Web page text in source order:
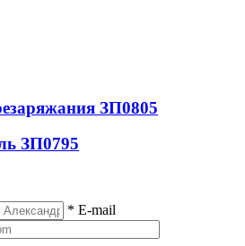
ЗП0805
ЗП0795
* E-mail